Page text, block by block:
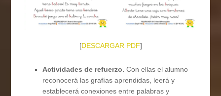
[DESCARGAR PDF]
Actividades de refuerzo. Con ellas el alumno
reconocerá las grafías aprendidas, leerá y
establecerá conexiones entre palabras y